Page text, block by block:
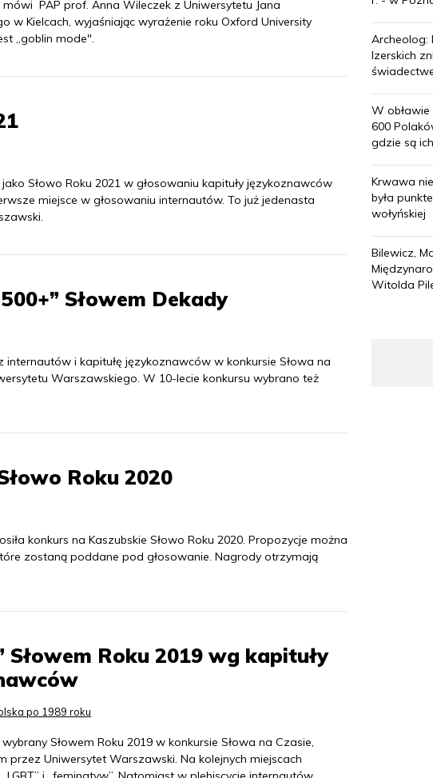
PAP prof. Anna Wileczek z Uniwersytetu Jana
w Kielcach, wyjaśniając wyrażenie roku Oxford University
„goblin mode".
Słowo Roku 2021 w głosowaniu kapituły językoznawców
miejsce w głosowaniu internautów. To już jedenasta
Słowem Dekady
internautów i kapitułę językoznawców w konkursie Słowa na
Warszawskiego. W 10-lecie konkursu wybrano też
Roku 2020
konkurs na Kaszubskie Słowo Roku 2020. Propozycje można
zostaną poddane pod głosowanie. Nagrody otrzymają
Słowem Roku 2019 wg kapituły
po 1989 roku
wybrany Słowem Roku 2019 w konkursie Słowa na Czasie,
przez Uniwersytet Warszawski. Na kolejnych miejscach
Archeolog:
Izerskich
W
600
gdzie są
Krwawa
była
wołyńskiej
Bilewicz,
Witolda